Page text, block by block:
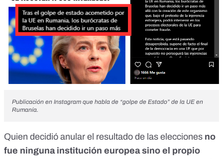
Publicación en Instagram que habla de “golpe de Estado” de la UE en
Rumanía.
Quien decidió anular el resultado de las elecciones no
fue ninguna institución europea sino el propio